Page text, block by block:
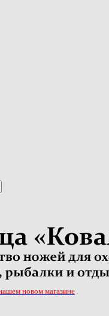
новом магазине